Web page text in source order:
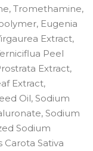
Tromethamine,
Eugenia
Extract,
Peel
Extract,
Extract,
Oil, Sodium
Sodium
Sodium
Sativa